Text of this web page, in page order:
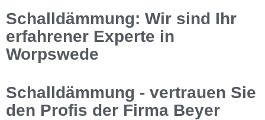
Schalldämmung: Wir sind Ihr
erfahrener Experte in
Worpswede
Schalldämmung - vertrauen Sie
den Profis der Firma Beyer